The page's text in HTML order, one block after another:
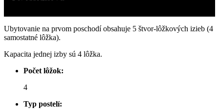
Ubytovanie na prvom poschodí obsahuje 5 štvor-lôžkových izieb (4
samostatné lôžka).
Kapacita jednej izby sú 4 lôžka.
Počet lôžok:
4
Typ postelí: